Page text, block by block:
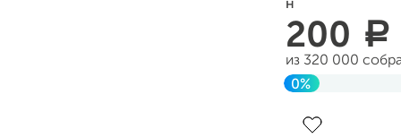
200 a
из 320 000
0%